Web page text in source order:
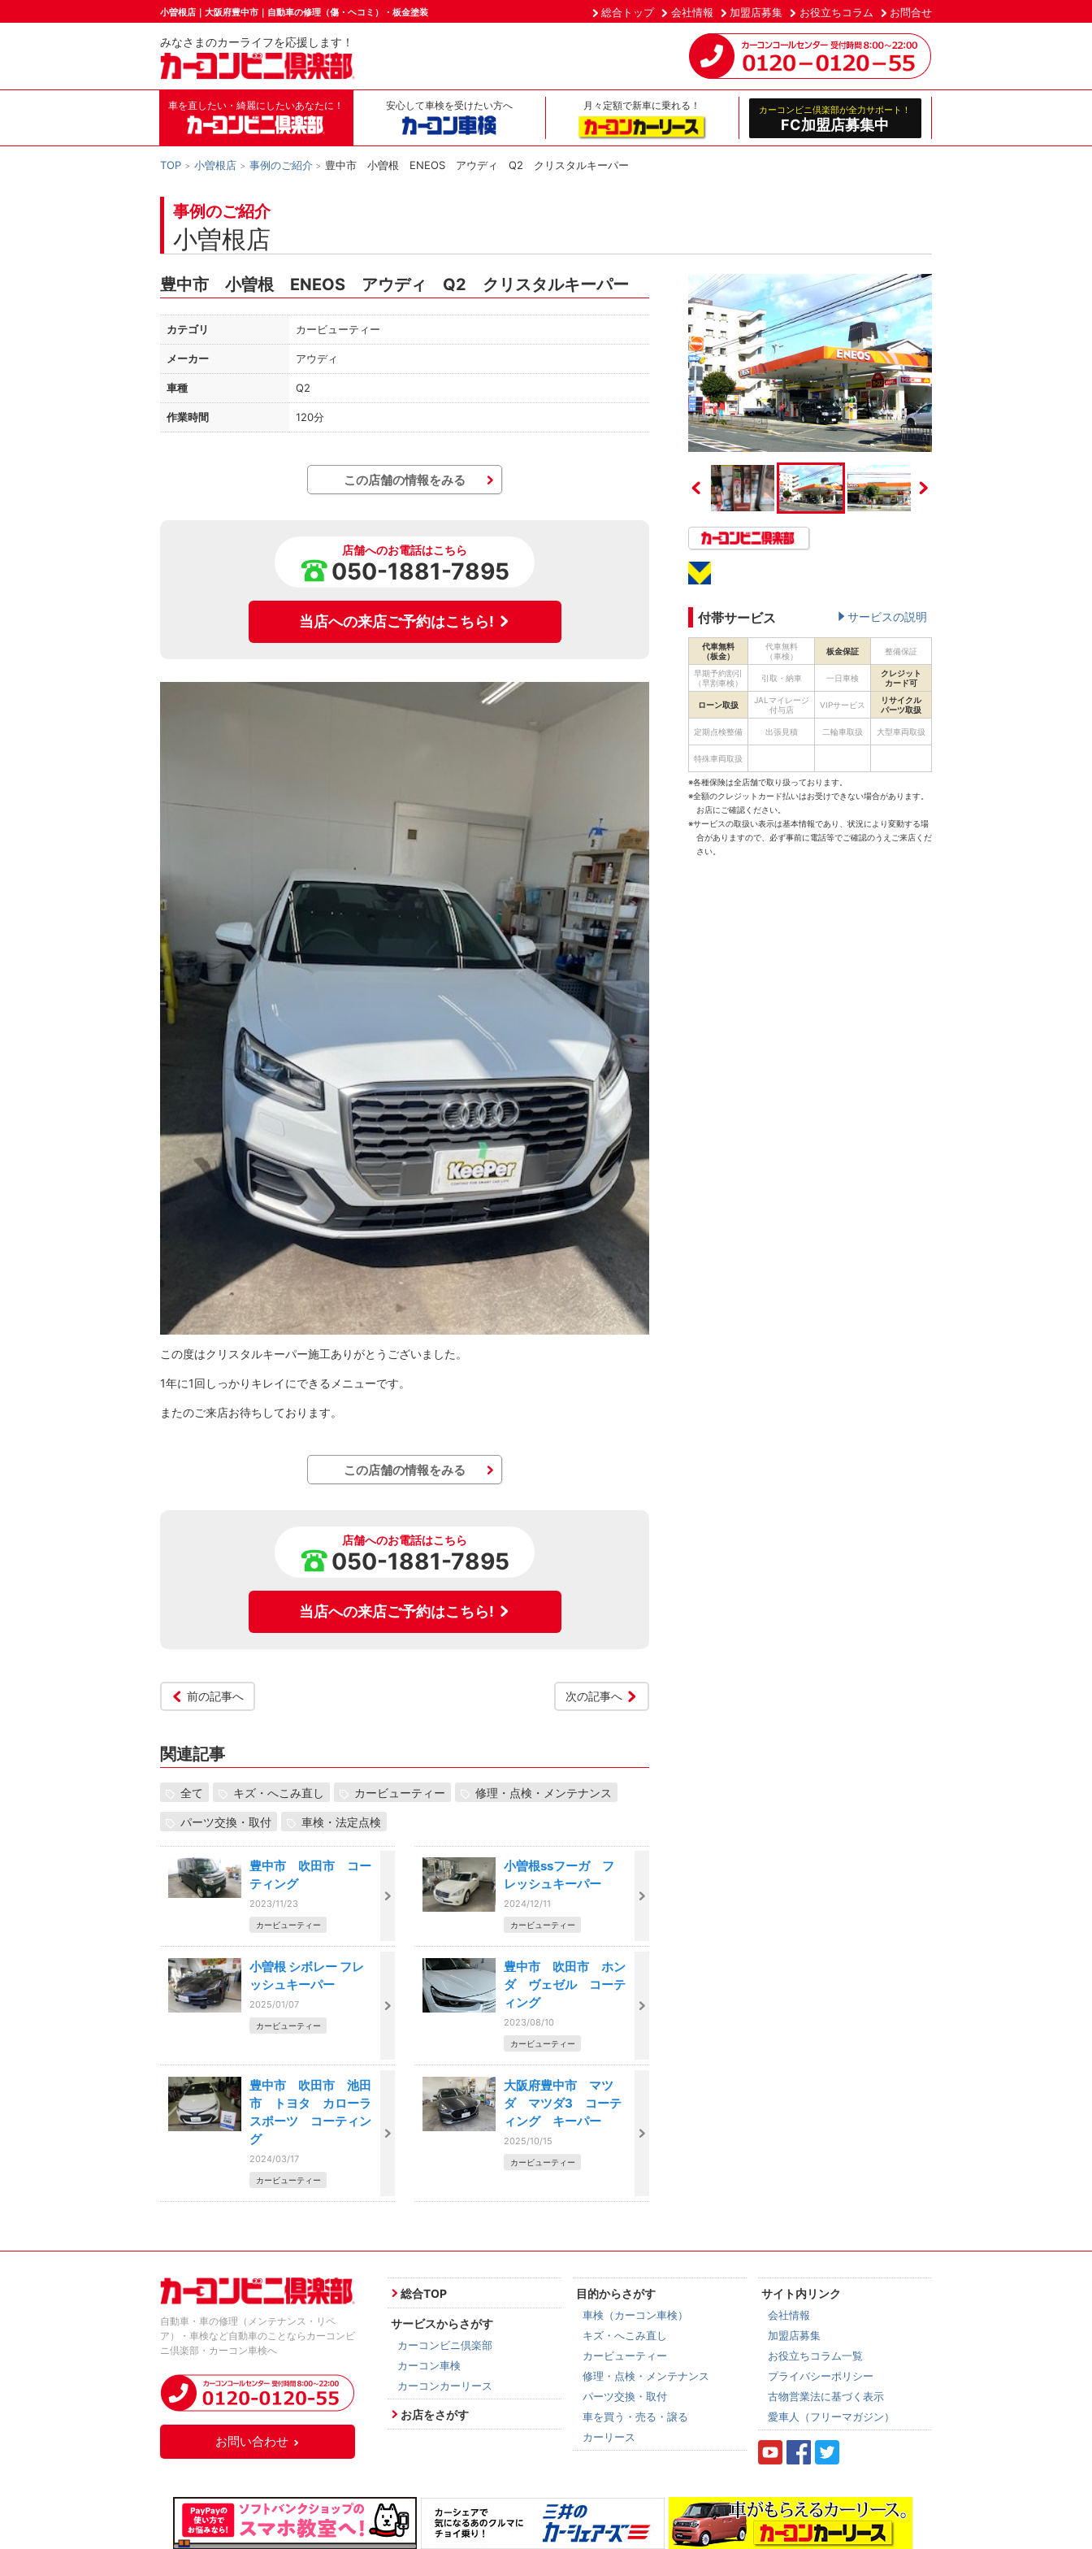
小曽根店｜大阪府豊中市｜自動車の修理（傷・ヘコミ）・板金塗装 総合トップ 会社情報 加盟店募集 お役立ちコラム お問合せ
みなさまのカーライフを応援します！
車を直したい・綺麗にしたいあなたに！ 安心して車検を受けたい方へ 月々定額で新車に乗れる！ カーコンビニ倶楽部が全力サポート！
FC加盟店募集中
TOP 小曽根店 事例のご紹介 豊中市 小曽根 ENEOS アウディ Q2 クリスタルキーパー
事例のご紹介
小曽根店
豊中市 小曽根 ENEOS アウディ Q2 クリスタルキーパー
カテゴリ カービューティー
メーカー アウディ
車種 Q2
作業時間 120分
この店舗の情報をみる
店舗へのお電話はこちら
050-1881-7895
当店への来店ご予約はこちら!
この度はクリスタルキーパー施工ありがとうございました。
1年に1回しっかりキレイにできるメニューです。
またのご来店お待ちしております。
この店舗の情報をみる
店舗へのお電話はこちら
050-1881-7895
当店への来店ご予約はこちら!
前の記事へ 次の記事へ
関連記事
全て キズ・へこみ直し カービューティー 修理・点検・メンテナンス
パーツ交換・取付 車検・法定点検
豊中市 吹田市 コー
ティング
2023/11/23
カービューティー
小曽根ssフーガ フ
レッシュキーパー
2024/12/11
カービューティー
小曽根 シボレー フレ
ッシュキーパー
2025/01/07
カービューティー
豊中市 吹田市 ホン
ダ ヴェゼル コーテ
ィング
2023/08/10
カービューティー
豊中市 吹田市 池田
市 トヨタ カローラ
スポーツ コーティン
グ
2024/03/17
カービューティー
大阪府豊中市 マツ
ダ マツダ3 コーテ
ィング キーパー
2025/10/15
カービューティー
付帯サービス サービスの説明
代車無料
（板金）
代車無料
（車検）
板金保証 整備保証
早期予約割引
（早割車検）
引取・納車 一日車検
クレジット
カード可
ローン取扱
JALマイレージ
付与店
VIPサービス
リサイクル
パーツ取扱
定期点検整備 出張見積 二輪車取扱 大型車両取扱
特殊車両取扱
※各種保険は全店舗で取り扱っております。
※全額のクレジットカード払いはお受けできない場合があります。
お店にご確認ください。
※サービスの取扱い表示は基本情報であり、状況により変動する場
合がありますので、必ず事前に電話等でご確認のうえご来店くだ
さい。
自動車・車の修理（メンテナンス・リペ
ア）・車検など自動車のことならカーコンビ
ニ倶楽部・カーコン車検へ
お問い合わせ
総合TOP
サービスからさがす
カーコンビニ倶楽部
カーコン車検
カーコンカーリース
お店をさがす
目的からさがす
車検（カーコン車検）
キズ・へこみ直し
カービューティー
修理・点検・メンテナンス
パーツ交換・取付
車を買う・売る・譲る
カーリース
サイト内リンク
会社情報
加盟店募集
お役立ちコラム一覧
プライバシーポリシー
古物営業法に基づく表示
愛車人（フリーマガジン）